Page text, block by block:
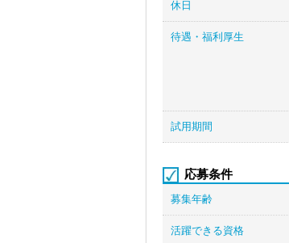
休日
待遇・福利厚生
試用期間
応募条件
募集年齢
活躍できる資格